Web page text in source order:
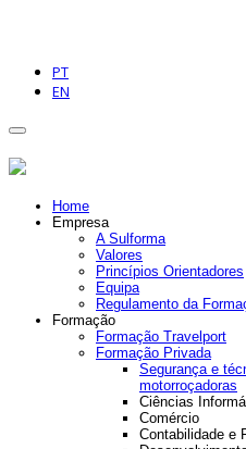
PT
EN
Home
Empresa
A Sulforma
Valores
Princípios Orientadores
Equipa
Regulamento da
Formação
Formação Travelport
Formação Privada
Segurança e
motorroçadoras
Ciências
Comércio
Contabilidade e